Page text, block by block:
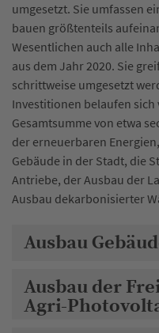
umgesetzt. Sie umfassen
bauen größtenteils
Wesentlichen auch alle
aus dem Jahr 2020. Sie
schrittweise umgesetzt
Investitionen belaufen
Gesamtsumme von etwa
der erneuerbaren
Gebäude in der Stadt, die
Antriebe, der Ausbau der
Ausbau dekarbonisierter
Ausbau
Ausbau der
Agri-